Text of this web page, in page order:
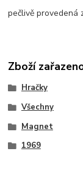
pečlivě provedená
Zboží
Hračky
Všechny
Magnet
1969